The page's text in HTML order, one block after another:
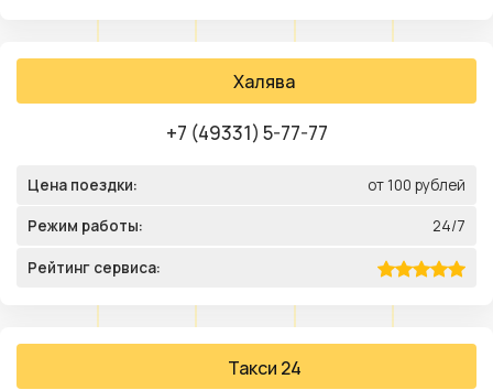
Халява
+7 (49331) 5-77-77
Цена поездки: от 100 рублей
Режим работы: 24/7
Рейтинг сервиса:
Такси 24